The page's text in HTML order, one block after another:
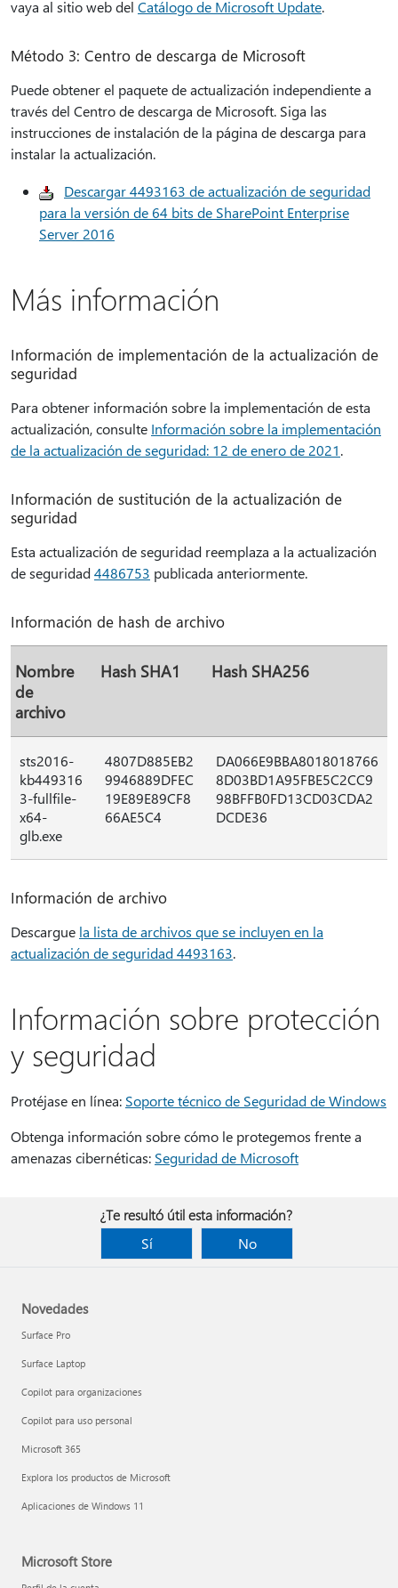
vaya al sitio web del Catálogo de Microsoft Update.
Método 3: Centro de descarga de Microsoft
Puede obtener el paquete de actualización independiente a
través del Centro de descarga de Microsoft. Siga las
instrucciones de instalación de la página de descarga para
instalar la actualización.
Descargar 4493163 de actualización de seguridad
para la versión de 64 bits de SharePoint Enterprise
Server 2016
Más información
Información de implementación de la actualización de
seguridad
Para obtener información sobre la implementación de esta
actualización, consulte Información sobre la implementación
de la actualización de seguridad: 12 de enero de 2021.
Información de sustitución de la actualización de
seguridad
Esta actualización de seguridad reemplaza a la actualización
de seguridad4486753 publicada anteriormente.
Información de hash de archivo
Nombre
de
archivo
Hash SHA1 Hash SHA256
sts2016-
kb449316
3-fullfile-
x64-
glb.exe
4807D885EB2
9946889DFEC
19E89E89CF8
66AE5C4
DA066E9BBA8018018766
8D03BD1A95FBE5C2CC9
98BFFB0FD13CD03CDA2
DCDE36
Información de archivo
Descargue la lista de archivos que se incluyen en la
actualización de seguridad 4493163.
Información sobre protección
y seguridad
Protéjase en línea: Soporte técnico de Seguridad de Windows
Obtenga información sobre cómo le protegemos frente a
amenazas cibernéticas: Seguridad de Microsoft
¿Te resultó útil esta información?
Sí
No
Novedades
Surface Pro
Surface Laptop
Copilot para organizaciones
Copilot para uso personal
Microsoft 365
Explora los productos de Microsoft
Aplicaciones de Windows 11
Microsoft Store